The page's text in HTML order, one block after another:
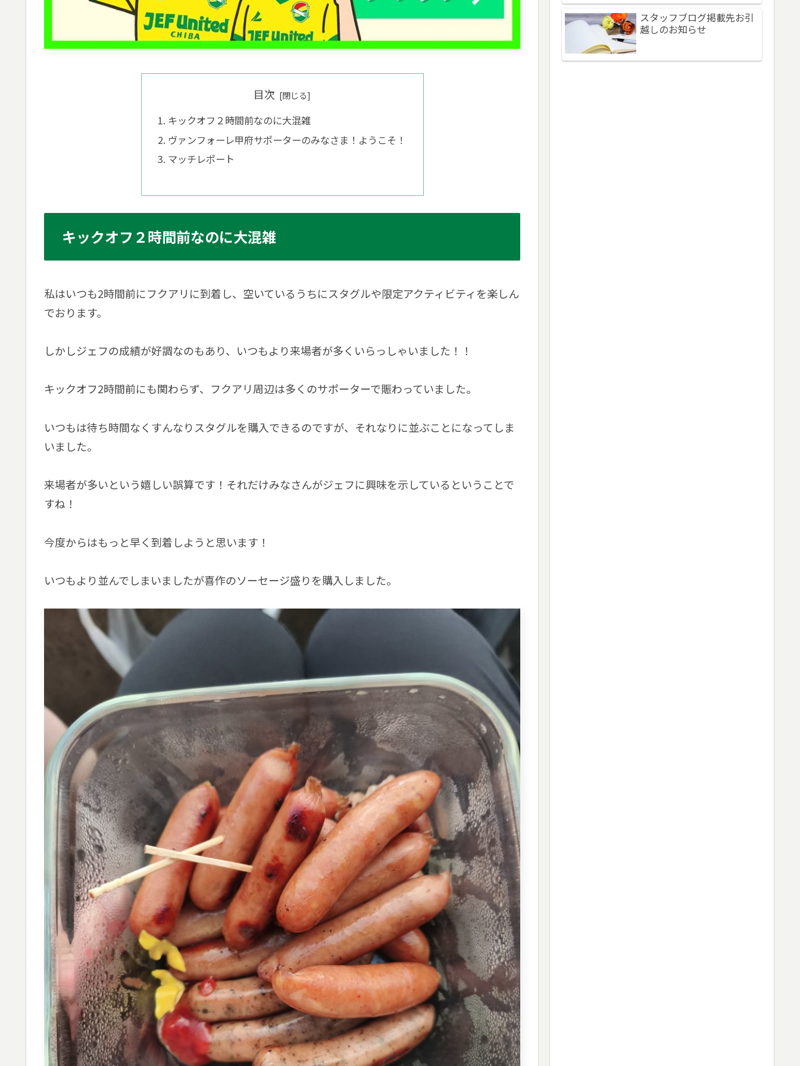
目次
キックオフ２時間前なのに大混雑
ヴァンフォーレ甲府サポーターのみなさま！ようこそ！
マッチレポート
キックオフ２時間前なのに大混雑
私はいつも2時間前にフクアリに到着し、空いているうちにスタグルや限定アクティビティを楽しん
でおります。
しかしジェフの成績が好調なのもあり、いつもより来場者が多くいらっしゃいました！！
キックオフ2時間前にも関わらず、フクアリ周辺は多くのサポーターで賑わっていました。
いつもは待ち時間なくすんなりスタグルを購入できるのですが、それなりに並ぶことになってしま
いました。
来場者が多いという嬉しい誤算です！それだけみなさんがジェフに興味を示しているということで
すね！
今度からはもっと早く到着しようと思います！
いつもより並んでしまいましたが喜作のソーセージ盛りを購入しました。
スタッフブログ掲載先お引
越しのお知らせ